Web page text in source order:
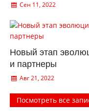
Сен 11, 2022
Новый этап
и партнеры
Авг 21, 2022
Посмотреть все